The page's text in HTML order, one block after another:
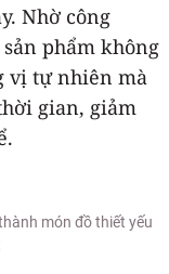
Nhờ công
phẩm không
vị tự nhiên mà
gian, giảm
món đồ thiết yếu